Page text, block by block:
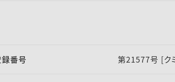
番号 第21577号 [ク